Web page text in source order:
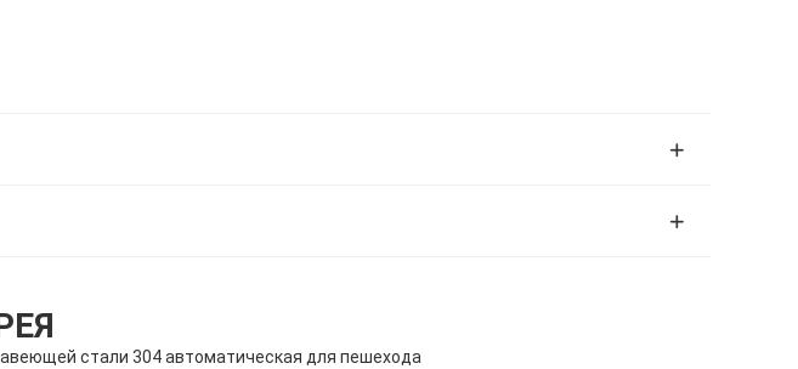
стали 304 автоматическая для пешехода